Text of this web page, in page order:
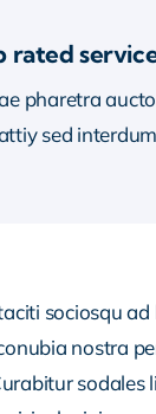
rated
pharetra
sed interdum
sociosqu ad
nostra
sodales